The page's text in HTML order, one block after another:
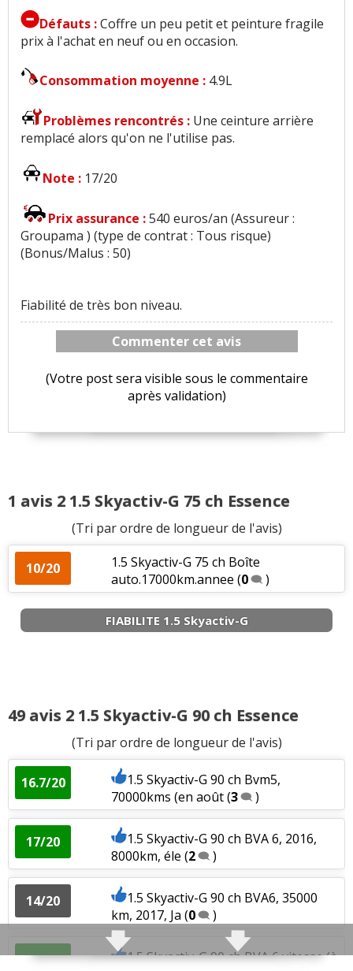
Défauts :Coffre un peu petit et peinture fragile
prix à l'achat en neuf ou en occasion.
Consommation moyenne : 4.9L
Problèmes rencontrés : Une ceinture arrière
remplacé alors qu'on ne l'utilise pas.
Note : 17/20
Prix assurance :540 euros/an (Assureur :
Groupama ) (type de contrat : Tous risque)
(Bonus/Malus : 50)
Fiabilité de très bon niveau.
Commenter cet avis
(Votre post sera visible sous le commentaire
après validation)
1 avis 2 1.5 Skyactiv-G 75 ch Essence
(Tri par ordre de longueur de l'avis)
10/20
1.5 Skyactiv-G 75 ch Boîte
auto.17000km.annee (0 )
FIABILITE 1.5 Skyactiv-G
49 avis 2 1.5 Skyactiv-G 90 ch Essence
(Tri par ordre de longueur de l'avis)
16.7/20
1.5 Skyactiv-G 90 ch Bvm5,
70000kms (en août(3 )
17/20
1.5 Skyactiv-G 90 ch BVA 6, 2016,
8000km, éle (2 )
14/20
1.5 Skyactiv-G 90 ch BVA6, 35000
km, 2017, Ja (0 )
18/20
1.5 Skyactiv-G 90 ch BVA 6 vitesse (à